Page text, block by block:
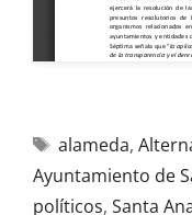
alameda,
Ayuntamiento de
políticos, Santa